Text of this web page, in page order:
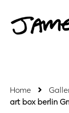
Home
art box berlin